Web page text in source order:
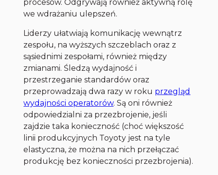
procesów. Odgrywają również aktywną rolę
we wdrażaniu ulepszeń.
Liderzy ułatwiają komunikację wewnątrz
zespołu, na wyższych szczeblach oraz z
sąsiednimi zespołami, również między
zmianami. Śledzą wydajność i
przestrzeganie standardów oraz
przeprowadzają dwa razy w roku przegląd
wydajności operatorów. Są oni również
odpowiedzialni za przezbrojenie, jeśli
zajdzie taka konieczność (choć większość
linii produkcyjnych Toyoty jest na tyle
elastyczna, że można na nich przełączać
produkcję bez konieczności przezbrojenia).